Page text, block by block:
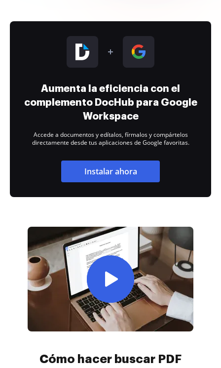
Aumenta la eficiencia con el
complemento DocHub para Google
Workspace
Accede a documentos y edítalos, fírmalos y compártelos
directamente desde tus aplicaciones de Google favoritas.
Instalar ahora
Cómo hacer buscar PDF